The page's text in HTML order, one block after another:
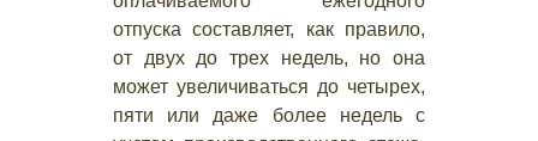
отпуска составляет, как правило,
от двух до трех недель, но она
может увеличиваться до четырех,
пяти или даже более недель с